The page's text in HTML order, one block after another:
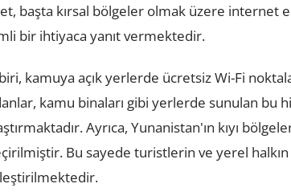
başta kırsal bölgeler olmak üzere internet
bir ihtiyaca yanıt vermektedir.
kamuya açık yerlerde ücretsiz Wi-Fi
kamu binaları gibi yerlerde sunulan bu
Ayrıca, Yunanistan'ın kıyı
Bu sayede turistlerin ve yerel